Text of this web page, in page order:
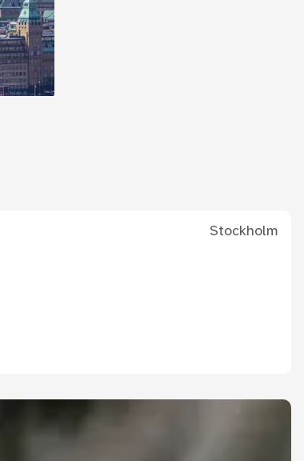
Stockholm